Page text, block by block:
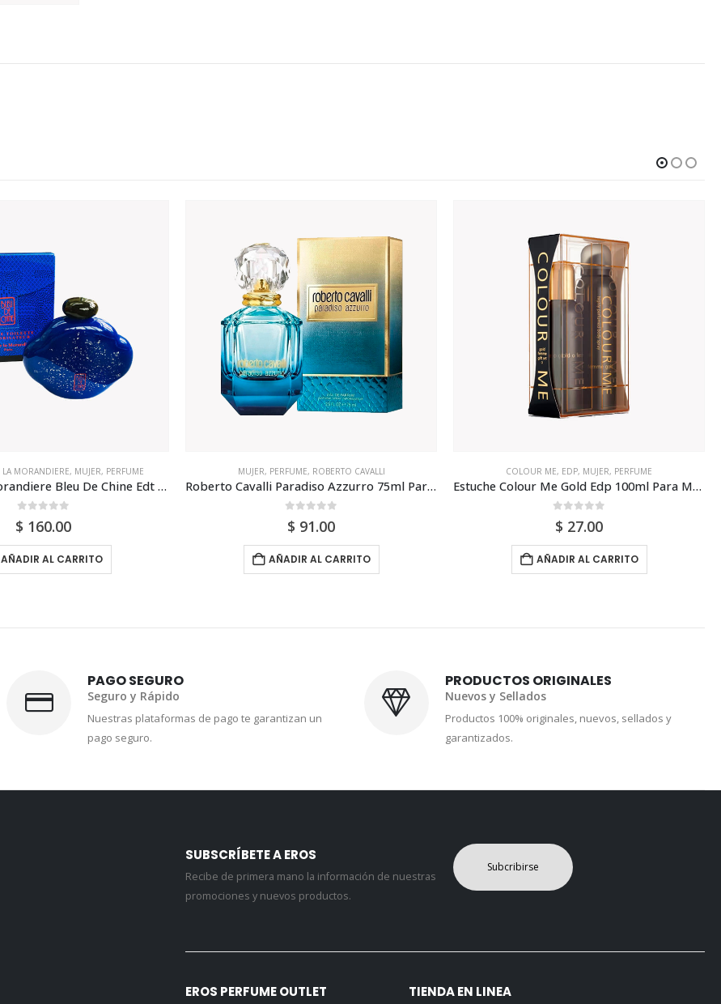
PERFUME,ROBERTO CAVALLI
Roberto Cavalli Paradiso Azzurro 75ml Para Mujer
$ 91.00
AÑADIR AL CARRITO
COLOUR ME,EDP ,MUJER,PERFUME
Estuche Colour Me Gold Edp 100ml Para Mujer
$ 27.00
AÑADIR AL CARRITO
EDP,KRIZIA,MUJER,PERFUME
Krizia Teatro A La Scala Edp 50ml Para Mujer
$129.00
AÑADIR AL CARRITO
PAGO SEGURO
Seguro y Rápido
Nuestras plataformas de pago te garantizan un
pago seguro.
PRODUCTOS ORIGINALES
Nuevos y Sellados
Productos 100% originales, nuevos, sellados y
garantizados.
SUBSCRÍBETE A EROS
Recibe de primera mano la información de nuestras
promociones y nuevos productos.
Subcribirse
EROS PERFUME OUTLET TIENDA EN LINEA